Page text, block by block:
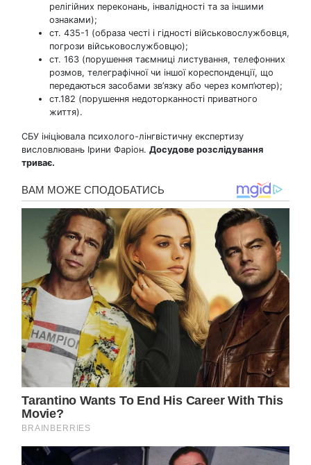
релігійних переконань, інвалідності та за іншими
ознаками);
ст. 435-1 (образа честі і гідності військовослужбовця,
погрози військовослужбовцю);
ст. 163 (порушення таємниці листування, телефонних
розмов, телеграфічної чи іншої кореспонденції, що
передаються засобами зв’язку або через комп’ютер);
ст.182 (порушення недоторканності приватного
життя).
СБУ ініціювала психолого-лінгвістичну експертизу
висловлювань Ірини Фаріон. Досудове розслідування
триває.